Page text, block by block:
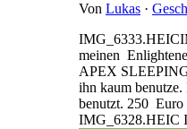
Von Lukas ·
meinen
APEX
ihn kaum
benutzt. 250 Euro
IMG_6328.HEIC